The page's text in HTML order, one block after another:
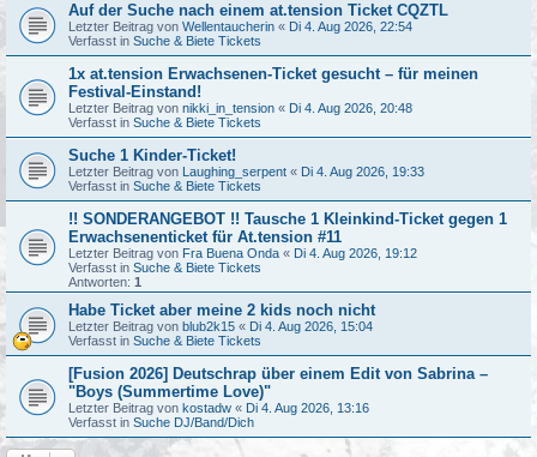
Auf der Suche nach einem at.tension Ticket CQZTL
Letzter Beitrag von Wellentaucherin « Di 4. Aug 2026, 22:54
Verfasst in Suche & Biete Tickets
1x at.tension Erwachsenen-Ticket gesucht – für meinen
Festival-Einstand!
Letzter Beitrag von nikki_in_tension « Di 4. Aug 2026, 20:48
Verfasst in Suche & Biete Tickets
Suche 1 Kinder-Ticket!
Letzter Beitrag von Laughing_serpent « Di 4. Aug 2026, 19:33
Verfasst in Suche & Biete Tickets
!! SONDERANGEBOT !! Tausche 1 Kleinkind-Ticket gegen 1
Erwachsenenticket für At.tension #11
Letzter Beitrag von Fra Buena Onda « Di 4. Aug 2026, 19:12
Verfasst in Suche & Biete Tickets
Antworten: 1
Habe Ticket aber meine 2 kids noch nicht
Letzter Beitrag von blub2k15 « Di 4. Aug 2026, 15:04
Verfasst in Suche & Biete Tickets
[Fusion 2026] Deutschrap über einem Edit von Sabrina –
"Boys (Summertime Love)"
Letzter Beitrag von kostadw « Di 4. Aug 2026, 13:16
Verfasst in Suche DJ/Band/Dich